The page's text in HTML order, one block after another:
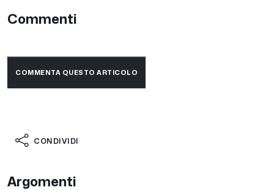
Commenti
COMMENTA QUESTO ARTICOLO
CONDIVIDI
Argomenti